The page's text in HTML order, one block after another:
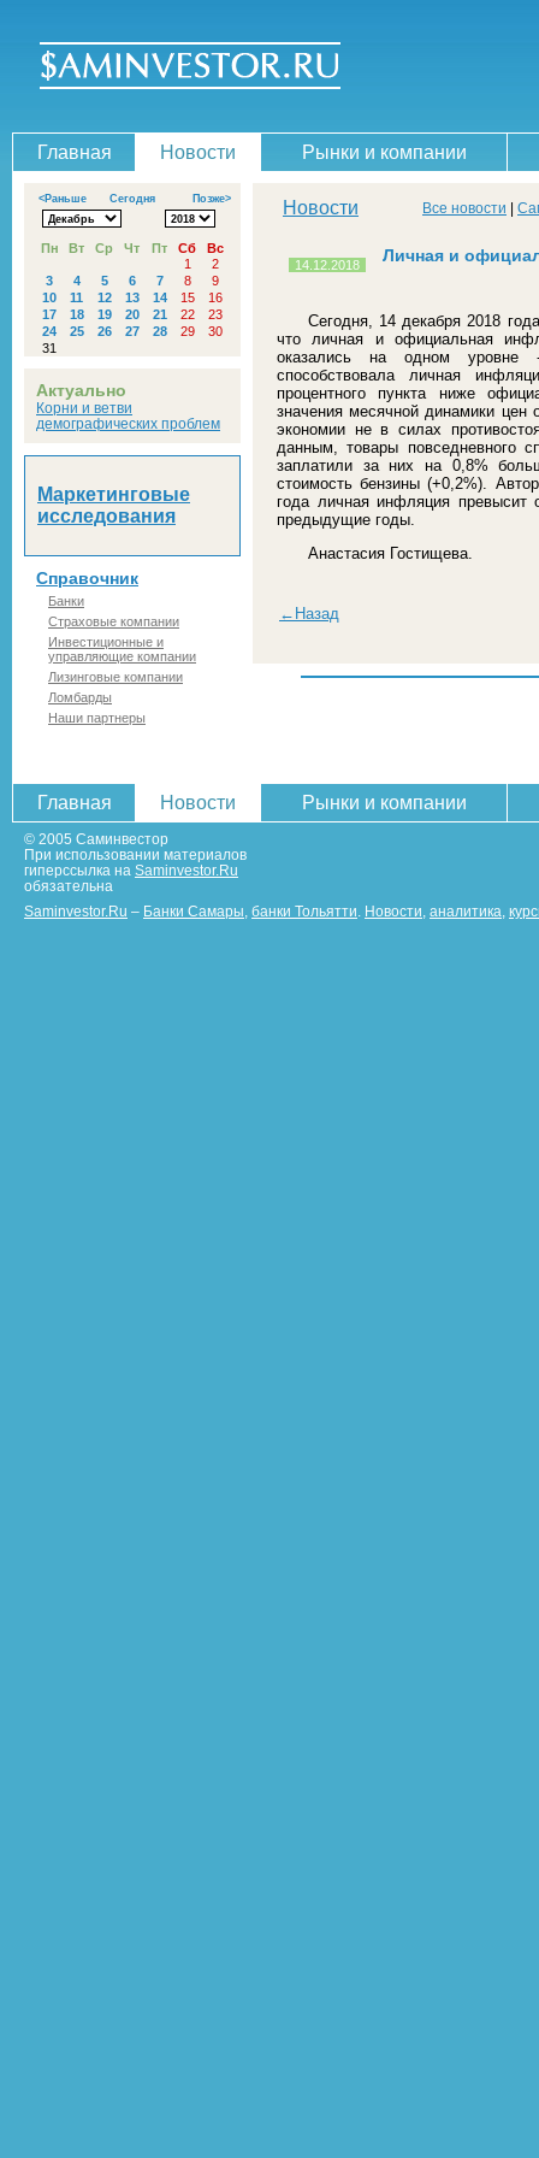
Главная Новости Рынки и компании
<Раньше Сегодня Позже>
Пн Вт Ср Чт Пт Сб
Вс
1
2
3
4 5 6 7 8
9
10
11 12 13 14 15
16
17
18 19 20 21 22
23
24
25 26 27 28 29
30
31
Актуально
Корни и ветви
демографических проблем
Маркетинговые
исследования
Справочник
Банки
Страховые компании
Инвестиционные и
управляющие компании
Лизинговые компании
Ломбарды
Наши партнеры
Новости Все новости |
14.12.2018 Личная и
Сегодня, 14 декабря 2018
что личная и официальная
оказались на одном уровне
способствовала личная
процентного пункта ниже
значения месячной динамики цен
экономии не в силах
данным, товары повседневного
заплатили за них на 0,8%
стоимость бензины (+0,2%).
года личная инфляция превысит
предыдущие годы.
Анастасия Гостищева.
←Назад
Главная Новости Рынки и компании
© 2005 Саминвестор
При использовании материалов
гиперссылка на Saminvestor.Ru
обязательна
Saminvestor.Ru – Банки Самары банки Тольятти Новости аналитика